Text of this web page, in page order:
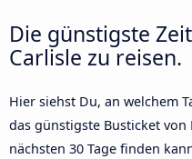
Die günstigste
Carlisle zu reisen.
Hier siehst Du, an welchem
das günstigste Busticket
nächsten 30 Tage finden